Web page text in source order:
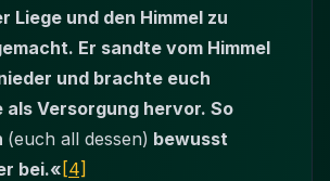
Liege und den Himmel zu
Er sandte vom Himmel
und brachte euch
als Versorgung hervor. So
(euch all dessen) bewusst
bei.« [4]